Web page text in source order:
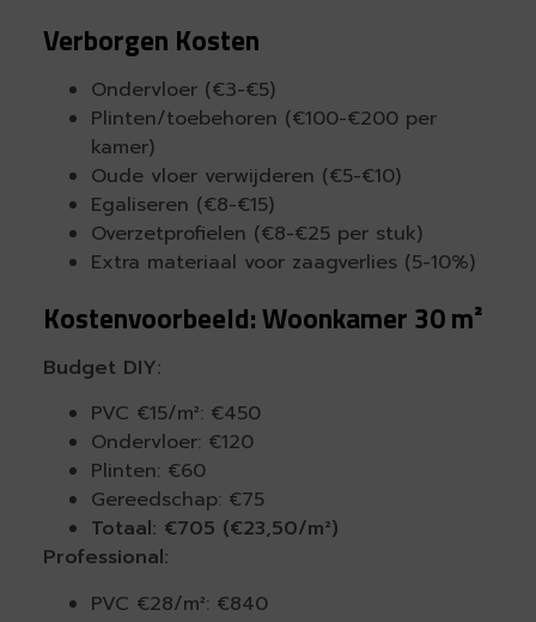
Verborgen Kosten
Ondervloer (€3-€5)
Plinten/toebehoren (€100-€200 per
kamer)
Oude vloer verwijderen (€5-€10)
Egaliseren (€8-€15)
Overzetprofielen (€8-€25 per stuk)
Extra materiaal voor zaagverlies (5-10%)
Kostenvoorbeeld: Woonkamer 30 m²
Budget DIY:
PVC €15/m²: €450
Ondervloer: €120
Plinten: €60
Gereedschap: €75
Totaal: €705 (€23,50/m²)
Professional:
PVC €28/m²: €840